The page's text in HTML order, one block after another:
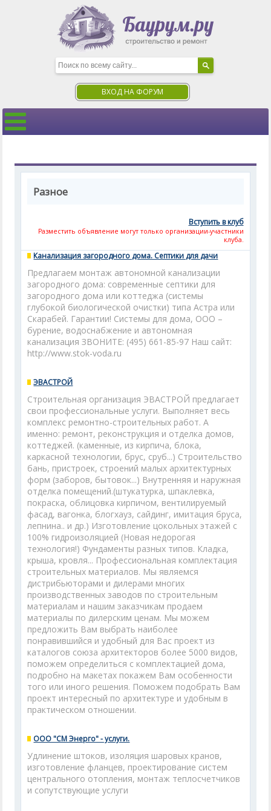
ВХОД НА ФОРУМ
Разное
Вступить в клуб
Разместить объявление могут только организации-участники
клуба.
Канализация загородного дома. Септики для дачи
Предлагаем монтаж автономной канализации
загородного дома: современные септики для
загородного дома или коттеджа (системы
глубокой биологической очистки) типа Астра или
Скарабей. Гарантии! Системы для дома, ООО –
бурение, водоснабжение и автономная
канализация ЗВОНИТЕ: (495) 661-85-97 Наш сайт:
http://www.stok-voda.ru
ЭВАСТРОЙ
Строительная организация ЭВАСТРОЙ предлагает
свои профессиональные услуги. Выполняет весь
комплекс ремонтно-строительных работ. А
именно: ремонт, реконструкция и отделка домов,
коттеджей. (каменные, из кирпича, блока,
каркасной технологии, брус, сруб...) Строительство
бань, пристроек, строений малых архитектурных
форм (заборов, бытовок...) Внутренняя и наружная
отделка помещений.(штукатурка, шпаклевка,
покраска, облицовка кирпичом, вентилируемый
фасад, вагонка, блогхауз, сайдинг, имитация бруса,
лепнина.. и др.) Изготовление цокольных этажей с
100% гидроизоляцией (Новая недорогая
технология!) Фундаменты разных типов. Кладка,
крыша, кровля... Профессиональная комплектация
строительных материалов. Мы являемся
дистрибьюторами и дилерами многих
производственных заводов по строительным
материалам и нашим заказчикам продаем
материалы по дилерским ценам. Мы можем
предложить Вам выбрать наиболее
понравившийся и удобный для Вас проект из
каталогов союза архитекторов более 5000 видов,
поможем определиться с комплектацией дома,
подробно на макетах покажем Вам особенности
того или иного решения. Поможем подобрать Вам
проект интересный по архитектуре и удобным в
практическом отношении.
ООО "СМ Энерго" - услуги.
Удлинение штоков, изоляция шаровых кранов,
изготовление фланцев, проектирование систем
центрального отопления, монтаж теплосчетчиков
и сопутствующие услуги